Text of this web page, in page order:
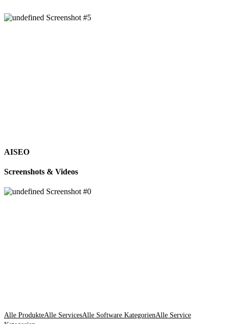
AISEO
Screenshots & Videos
Alle ProdukteAlle ServicesAlle Software KategorienAlle Service